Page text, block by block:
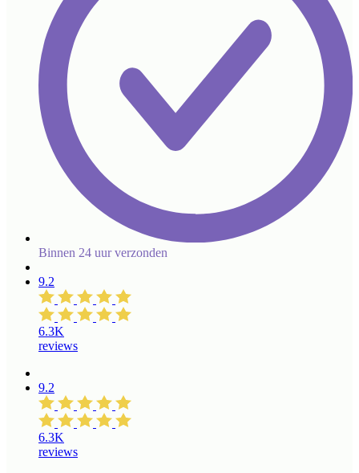
Binnen 24 uur verzonden
9.2
6.3K
reviews
9.2
6.3K
reviews